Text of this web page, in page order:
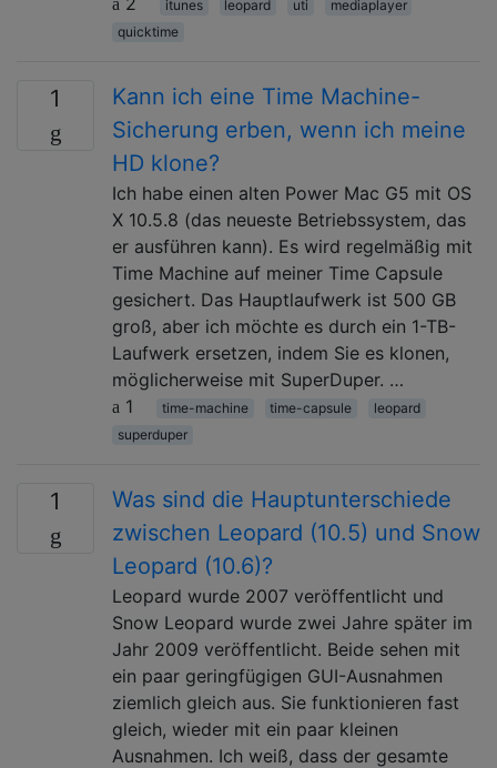
itunes leopard uti
mediaplayer
quicktime
1
Kann ich eine Time Machine-
Sicherung erben, wenn ich meine
HD klone?
Ich habe einen alten Power Mac G5 mit OS
X 10.5.8 (das neueste Betriebssystem, das
er ausführen kann). Es wird regelmäßig mit
Time Machine auf meiner Time Capsule
gesichert. Das Hauptlaufwerk ist 500 GB
groß, aber ich möchte es durch ein 1-TB-
Laufwerk ersetzen, indem Sie es klonen,
möglicherweise mit SuperDuper. …
1
time-machine time-capsule
leopard
superduper
1
Was sind die Hauptunterschiede
zwischen Leopard (10.5) und Snow
Leopard (10.6)?
Leopard wurde 2007 veröffentlicht und
Snow Leopard wurde zwei Jahre später im
Jahr 2009 veröffentlicht. Beide sehen mit
ein paar geringfügigen GUI-Ausnahmen
ziemlich gleich aus. Sie funktionieren fast
gleich, wieder mit ein paar kleinen
Ausnahmen. Ich weiß, dass der gesamte